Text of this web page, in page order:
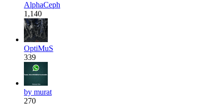
AlphaCeph
1,140
OptiMuS
339
by murat
270